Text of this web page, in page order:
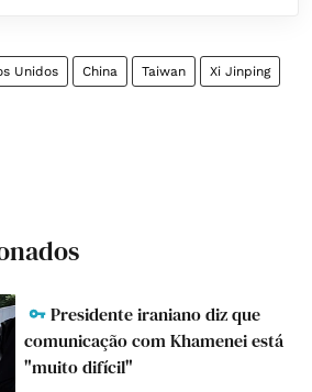
Unidos China Taiwan Xi Jinping
Presidente iraniano diz que
comunicação com Khamenei está
"muito difícil"